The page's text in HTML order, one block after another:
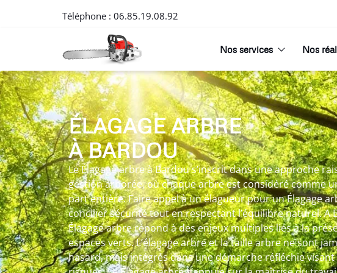
Téléphone : 06.85.19.08.92
Nos services Nos
ÉLAGAGE ARBRE
À BARDOU
Le Élagage arbre à Bardou s’inscrit dans une approche
gestion arborée, où chaque arbre est considéré comme
part entière. Faire appel à un élagueur pour un Élagage
concilier sécurité tout en respectant l’équilibre naturel. A
Élagage arbre répond à des enjeux multiples liés à la
espaces verts. L’élagage arbre et la taille arbre ne sont
hasard, mais intégrés dans une démarche réfléchie